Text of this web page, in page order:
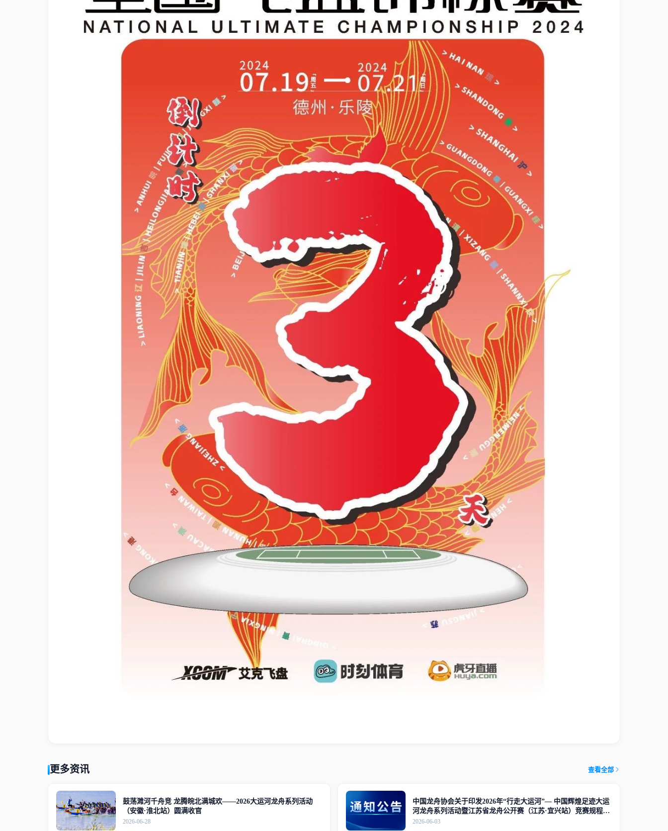
更多资讯 查看全部
鼓荡濉河千舟竞 龙腾皖北满城欢——2026大运河龙舟系列活动
（安徽·淮北站）圆满收官
2026-06-28
中国龙舟协会关于印发2026年“行走大运河”— 中国辉煌足迹大运
河龙舟系列活动暨江苏省龙舟公开赛（江苏·宜兴站）竞赛规程的
通知
2026-06-03